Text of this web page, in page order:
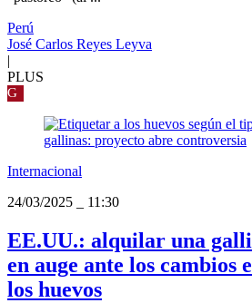
Perú
José Carlos Reyes Leyva
|
PLUS
G
Internacional
24/03/2025
11:30
EE.UU.: alquilar una
en auge ante los cambios
los huevos